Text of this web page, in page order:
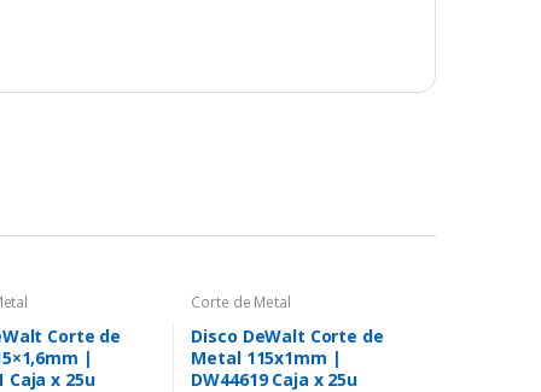
Corte de
|
Caja x 25u
Corte de Metal
Disco DeWalt Corte de
Metal 115x1mm |
DW44619 Caja x 25u